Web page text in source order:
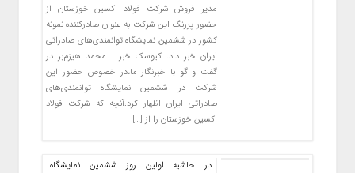
مدیر فروش شرکت فولاد اکسین خوزستان از
حضور پررنگ این شرکت به عنوان صادرکننده نمونه
کشور در ششمین نمایشگاه توانمندی‌های صادراتی
ایران خبر داد. کیوسک خبر ـ محمد هیزم‌بر در
گفت و گو با خبرنگار ما،در خصوص حضور این
شرکت در ششمین نمایشگاه توانمندی‌های
صادراتی ایران اظهار کرد:آنچه که شرکت فولاد
اکسین خوزستان را از […]
در حاشیه اولین روز ششمین نمایشگاه